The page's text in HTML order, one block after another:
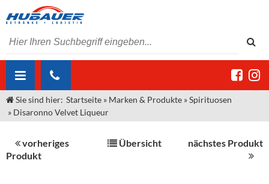
ÜBER UNS
Unser Liefergebiet
Angebote Gastronomie & Großhandel
MARKEN & PRODUKTE
Sie sind hier: Startseite » Marken & Produkte »Spirituosen
» Disaronno Velvet Liqueur
vorheriges
Produkt
Übersicht nächstes Produkt